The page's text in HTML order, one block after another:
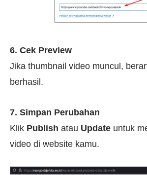
6. Cek Preview
Jika thumbnail video muncul,
berhasil.
7. Simpan Perubahan
Klik Publish atau Update untuk
video di website kamu.